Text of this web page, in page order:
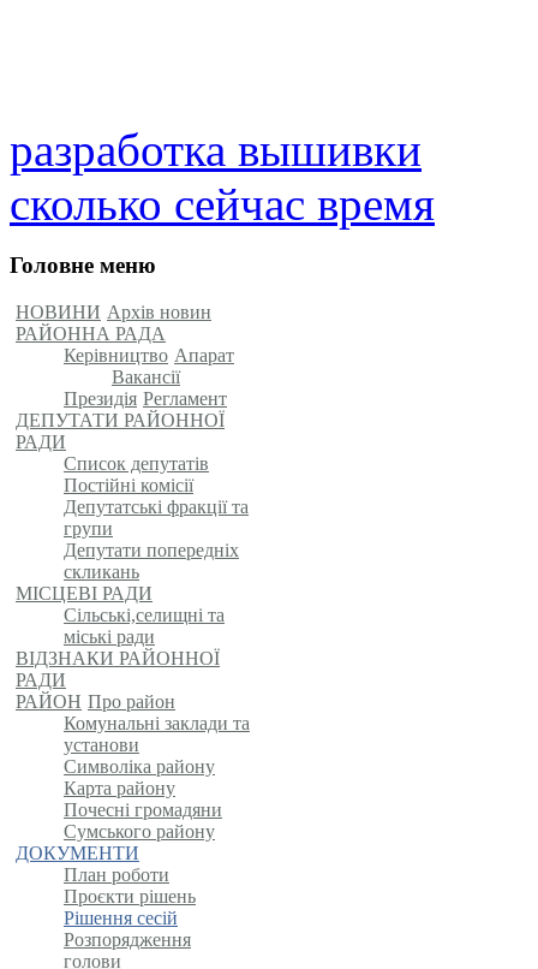
разработка вышивки
сколько сейчас время
Головне меню
НОВИНИ Архів новин
РАЙОННА РАДА
Керівництво Апарат
Вакансії
Президія Регламент
ДЕПУТАТИ РАЙОННОЇ
РАДИ
Список депутатів
Постійні комісії
Депутатські фракції та
групи
Депутати попередніх
скликань
МІСЦЕВІ РАДИ
Сільські,селищні та
міські ради
ВІДЗНАКИ РАЙОННОЇ
РАДИ
РАЙОН Про район
Комунальні заклади та
установи
Символіка району
Карта району
Почесні громадяни
Сумського району
ДОКУМЕНТИ
План роботи
Проєкти рішень
Рішення сесій
Розпорядження
голови